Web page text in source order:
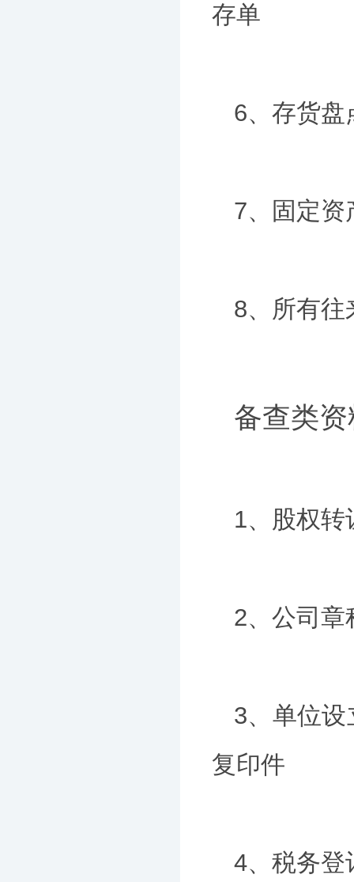
存单
6、存货盘
7、固定资
8、所有往
备查类
1、股权
2、公司章
3、单位
复印件
4、税务登